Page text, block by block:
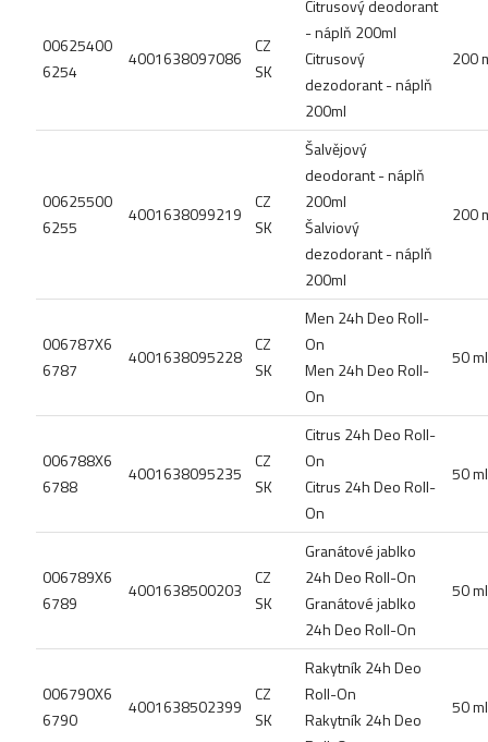
00625400
6254
4001638097086
CZ
SK
Citrusový deodorant
- náplň 200ml
Citrusový
dezodorant - náplň
200ml
200
00625500
6255
4001638099219
CZ
SK
Šalvějový
deodorant - náplň
200ml
Šalviový
dezodorant - náplň
200ml
200
006787X6
6787
4001638095228
CZ
SK
Men 24h Deo Roll-
On
Men 24h Deo Roll-
On
50 ml
006788X6
6788
4001638095235
CZ
SK
Citrus 24h Deo Roll-
On
Citrus 24h Deo Roll-
On
50 ml
006789X6
6789
4001638500203
CZ
SK
Granátové jablko
24h Deo Roll-On
Granátové jablko
24h Deo Roll-On
50 ml
006790X6
6790
4001638502399
CZ
SK
Rakytník 24h Deo
Roll-On
Rakytník 24h Deo
50 ml